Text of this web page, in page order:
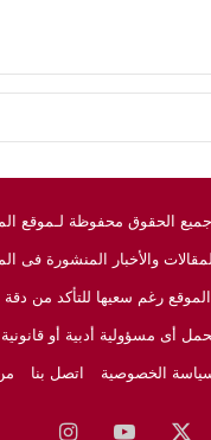
والأخبار المنشورة فى
رغم سعيها للتأكد من
أى مسؤولية أدبية أو
الخصوصية اتصل بنا
‫YouTube